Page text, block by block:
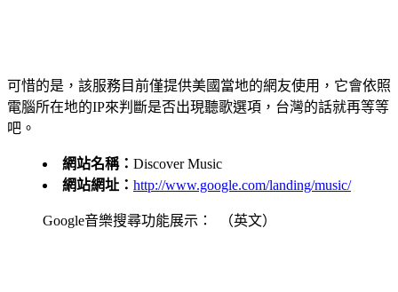
可惜的是，該服務目前僅提供美國當地的網友使用，它會依照
電腦所在地的IP來判斷是否出現聽歌選項，台灣的話就再等等
吧。
網站名稱： Discover Music
網站網址： http://www.google.com/landing/music/
Google音樂搜尋功能展示： （英文）